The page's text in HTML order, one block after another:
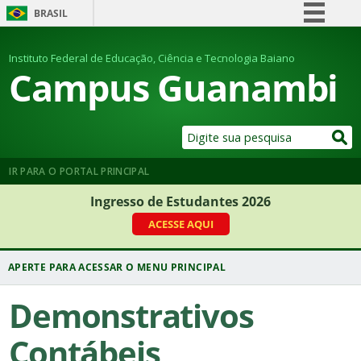
BRASIL
Comunica BR
Participe
Legislação
Instituto Federal de Educação, Ciência e Tecnologia Baiano
Campus Guanambi
IR PARA O PORTAL PRINCIPAL
Ingresso de Estudantes 2026
ACESSE AQUI
Demonstrativos